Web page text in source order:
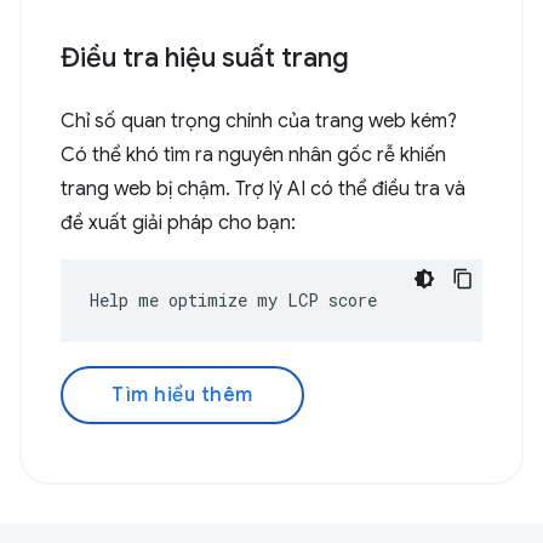
Điều tra hiệu suất trang
Chỉ số quan trọng chính của trang web kém?
Có thể khó tìm ra nguyên nhân gốc rễ khiến
trang web bị chậm. Trợ lý AI có thể điều tra và
đề xuất giải pháp cho bạn:
Help me optimize my LCP score
Tìm hiểu thêm